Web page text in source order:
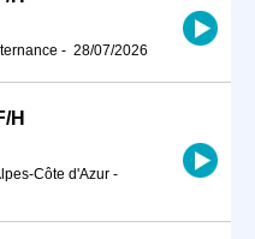
- 28/07/2026
H
Côte d'Azur -